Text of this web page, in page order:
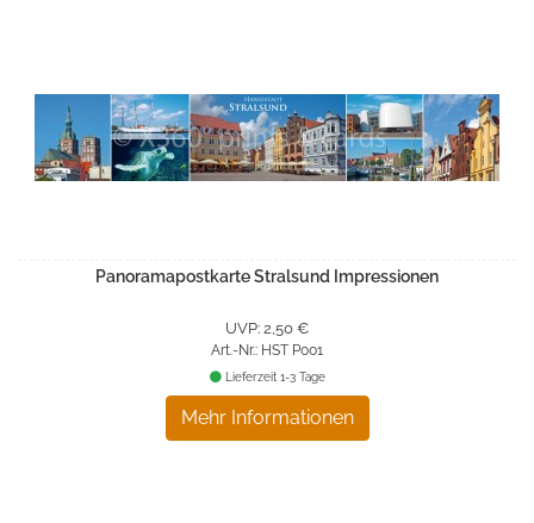
Panoramapostkarte Stralsund Impressionen
UVP: 2,50 €
Art.-Nr.: HST P001
Mehr Informationen
Lieferzeit 1-3 Tage